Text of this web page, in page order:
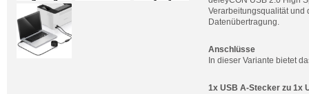
Verarbeitungsqualität und
Datenübertragung.
Anschlüsse
In dieser Variante bietet
1x USB A-Stecker zu 1x